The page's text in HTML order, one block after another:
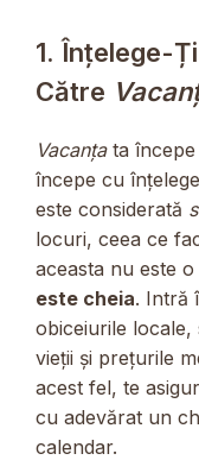
1. Înțelege-
Către
Vacanțata începe
începe cu
este considerată
locuri, ceea ce
aceasta nu este
este cheia. Intră
obiceiurile
vieții și prețurile
acest fel, te
cu adevărat un
calendar.